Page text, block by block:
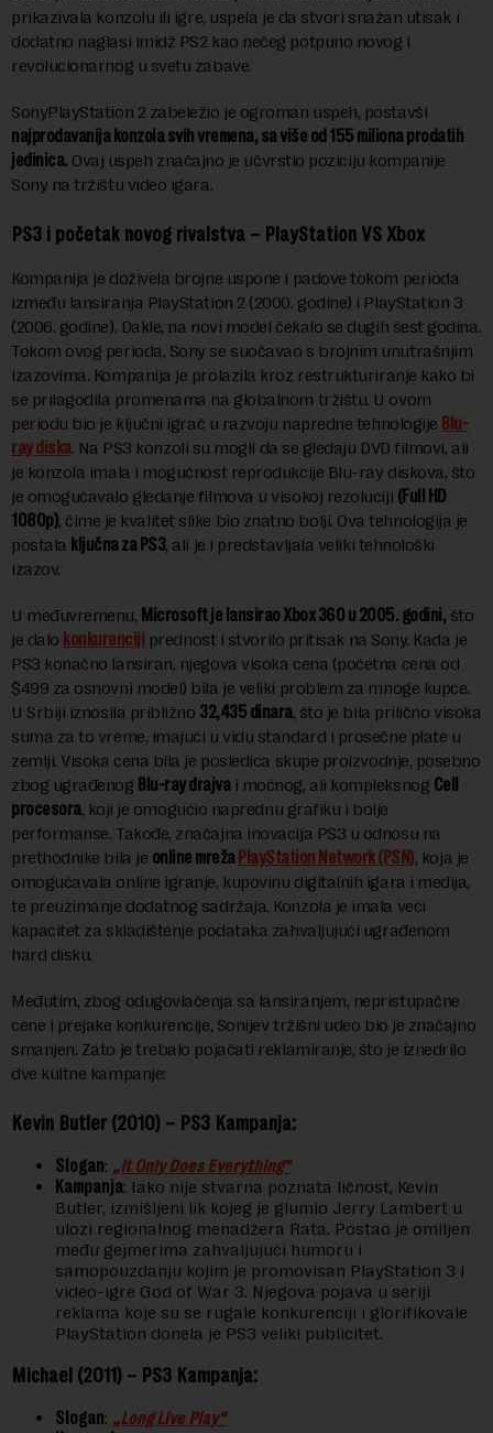
prikazivala konzolu ili igre, uspela je da stvori snažan utisak i
dodatno naglasi imidž PS2 kao nečeg potpuno novog i
revolucionarnog u svetu zabave.
SonyPlayStation 2 zabeležio je ogroman uspeh, postavši
najprodavanija konzola svih vremena, sa više od 155 miliona prodatih
jedinica. Ovaj uspeh značajno je učvrstio poziciju kompanije
Sony na tržištu video igara.
PS3 i početak novog rivalstva – PlayStation VS Xbox
Kompanija je doživela brojne uspone i padove tokom perioda
između lansiranja PlayStation 2 (2000. godine) i PlayStation 3
(2006. godine). Dakle, na novi model čekalo se dugih šest godina.
Tokom ovog perioda, Sony se suočavao s brojnim unutrašnjim
izazovima. Kompanija je prolazila kroz restrukturiranje kako bi
se prilagodila promenama na globalnom tržištu. U ovom
periodu bio je ključni igrač u razvoju napredne tehnologije Blu-
ray diska. Na PS3 konzoli su mogli da se gledaju DVD filmovi, ali
je konzola imala i mogućnost reprodukcije Blu-ray diskova, što
je omogućavalo gledanje filmova u visokoj rezoluciji (Full HD
1080p), čime je kvalitet slike bio znatno bolji. Ova tehnologija je
postala ključna za PS3, ali je i predstavljala veliki tehnološki
izazov.
U međuvremenu, Microsoft je lansirao Xbox 360 u 2005. godini, što
je dalo konkurenciji prednost i stvorilo pritisak na Sony. Kada je
PS3 konačno lansiran, njegova visoka cena (početna cena od
$499 za osnovni model) bila je veliki problem za mnoge kupce.
U Srbiji iznosila približno 32,435 dinara, što je bila prilično visoka
suma za to vreme, imajući u vidu standard i prosečne plate u
zemlji. Visoka cena bila je posledica skupe proizvodnje, posebno
zbog ugrađenog Blu-ray drajvai moćnog, ali kompleksnog Cell
procesora, koji je omogućio naprednu grafiku i bolje
performanse. Takođe, značajna inovacija PS3 u odnosu na
prethodnike bila je online mreža PlayStation Network (PSN), koja je
omogućavala online igranje, kupovinu digitalnih igara i medija,
te preuzimanje dodatnog sadržaja. Konzola je imala veći
kapacitet za skladištenje podataka zahvaljujući ugrađenom
hard disku.
Međutim, zbog odugovlačenja sa lansiranjem, nepristupačne
cene i prejake konkurencije, Sonijev tržišni udeo bio je značajno
smanjen. Zato je trebalo pojačati reklamiranje, što je iznedrilo
dve kultne kampanje:
Kevin Butler (2010) – PS3 Kampanja:
Slogan: „It Only Does Everything“
Kampanja: Iako nije stvarna poznata ličnost, Kevin
Butler, izmišljeni lik kojeg je glumio Jerry Lambert u
ulozi regionalnog menadžera Rata. Postao je omiljen
među gejmerima zahvaljujući humoru i
samopouzdanju kojim je promovisan PlayStation 3 i
video-igre God of War 3. Njegova pojava u seriji
reklama koje su se rugale konkurenciji i glorifikovale
PlayStation donela je PS3 veliki publicitet.
Michael (2011) – PS3 Kampanja:
Slogan: „Long Live Play“